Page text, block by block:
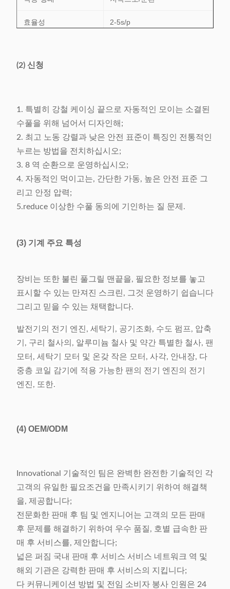
효율성 2-5s/p
전력 공급
차원
(L) 722× (W) 603× (H)
1652mm
(2) 신청
1. 특별히 강철 케이싱 끝으로 자동적인 모이는 소결된
수풀을 위해 넘어서 디자인해;
2. 최고 노동 강렬과 낮은 안전 표준이 특징인 전통적인
누르는 방법을 전치하십시오;
3. 8 역 순환으로 운영하십시오;
4. 자동적인 먹이고는, 간단한 가동, 높은 안전 표준 그
리고 안정 압력;
5.reduce 이상한 수풀 동의에 기인하는 질 문제.
(3) 기계 주요 특성
장비는 또한 불린 풀그릴 맨끝을, 필요한 정보를 놓고
표시할 수 있는 만져진 스크린, 그것 운영하기 쉽습니다
그리고 믿을 수 있는 채택합니다.
발전기의 전기 엔진, 세탁기, 공기조화, 수도 펌프, 압축
기, 구리 철사의, 알루미늄 철사 및 약간 특별한 철사, 팬
모터, 세탁기 모터 및 온갖 작은 모터, 사각, 안내장, 다
중층 코일 감기에 적용 가능한 팬의 전기 엔진의 전기
엔진, 또한.
(4) OEM/ODM
Innovational 기술적인 팀은 완벽한 완전한 기술적인 각
고객의 유일한 필요조건을 만족시키기 위하여 해결책
을, 제공합니다;
전문화한 판매 후 팀 및 엔지니어는 고객의 모든 판매
후 문제를 해결하기 위하여 우수 품질, 호별 급속한 판
매 후 서비스를, 제안합니다;
넓은 퍼짐 국내 판매 후 서비스 서비스 네트워크 역 및
해외 기관은 강력한 판매 후 서비스의 지킵니다;
다 커뮤니케이션 방법 및 전임 소비자 봉사 인원은 24